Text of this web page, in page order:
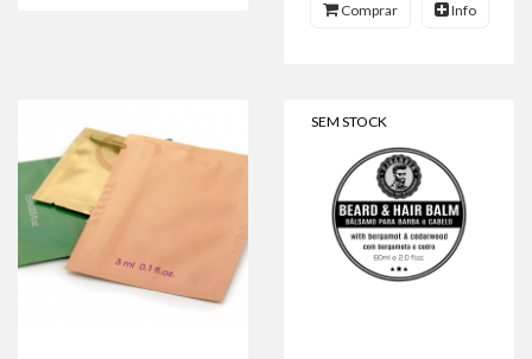
Comprar Info
SEM STOCK